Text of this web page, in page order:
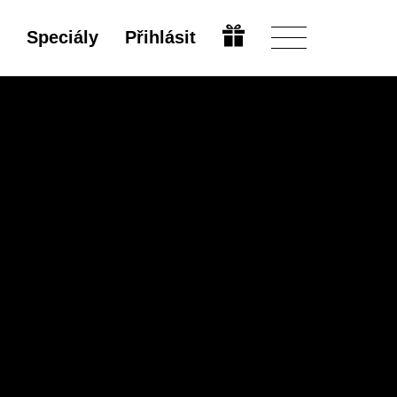
Speciály Přihlásit